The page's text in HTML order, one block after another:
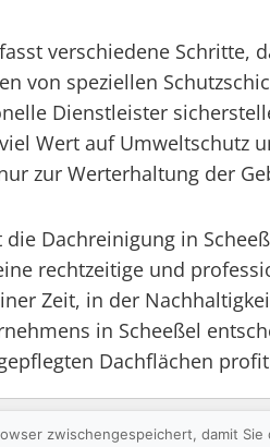
verschiedene
von speziellen
Dienstleister
Wert auf Umweltschutz
zur Werterhaltung der
Dachreinigung in
rechtzeitige und
Zeit, in der
in Scheeßel
Dachflächen
zwischengespeichert, damit